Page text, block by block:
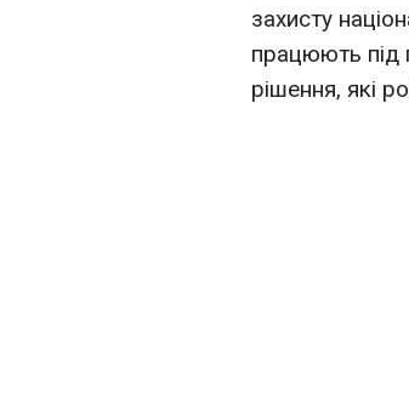
захисту
працюють під
рішення, які